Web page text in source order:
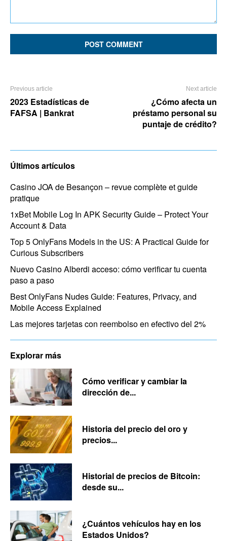
Previous article
2023 Estadísticas de
FAFSA | Bankrat
Next article
¿Cómo afecta un
préstamo personal su
puntaje de crédito?
Últimos artículos
Casino JOA de Besançon – revue complète et guide
pratique
1xBet Mobile Log In APK Security Guide – Protect Your
Account & Data
Top 5 OnlyFans Models in the US: A Practical Guide for
Curious Subscribers
Nuevo Casino Alberdi acceso: cómo verificar tu cuenta
paso a paso
Best OnlyFans Nudes Guide: Features, Privacy, and
Mobile Access Explained
Las mejores tarjetas con reembolso en efectivo del 2%
Explorar más
Cómo verificar y cambiar la
dirección de...
Historia del precio del oro y
precios...
Historial de precios de Bitcoin:
desde su...
¿Cuántos vehículos hay en los
Estados Unidos?